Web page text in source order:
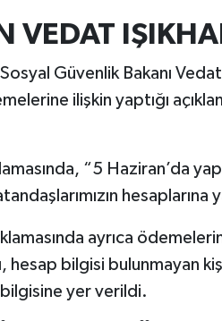
VEDAT
Güvenlik Bakanı
ilişkin yaptığı
“5 Haziran’da
hesaplarına
ayrıca
hesap bilgisi bulunmayan
yer verildi.